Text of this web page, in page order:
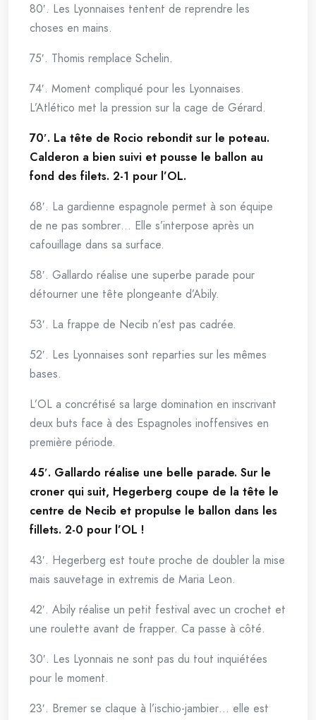
80′. Les Lyonnaises tentent de reprendre les
choses en mains.
75′. Thomis remplace Schelin.
74′. Moment compliqué pour les Lyonnaises.
L’Atlético met la pression sur la cage de Gérard.
70′. La tête de Rocio rebondit sur le poteau.
Calderon a bien suivi et pousse le ballon au
fond des filets. 2-1 pour l’OL.
68′. La gardienne espagnole permet à son équipe
de ne pas sombrer… Elle s’interpose après un
cafouillage dans sa surface.
58′. Gallardo réalise une superbe parade pour
détourner une tête plongeante d’Abily.
53′. La frappe de Necib n’est pas cadrée.
52′. Les Lyonnaises sont reparties sur les mêmes
bases.
L’OL a concrétisé sa large domination en inscrivant
deux buts face à des Espagnoles inoffensives en
première période.
45′. Gallardo réalise une belle parade. Sur le
croner qui suit, Hegerberg coupe de la tête le
centre de Necib et propulse le ballon dans les
fillets. 2-0 pour l’OL !
43′. Hegerberg est toute proche de doubler la mise
mais sauvetage in extremis de Maria Leon.
42′. Abily réalise un petit festival avec un crochet et
une roulette avant de frapper. Ca passe à côté.
30′. Les Lyonnais ne sont pas du tout inquiétées
pour le moment.
23′. Bremer se claque à l’ischio-jambier… elle est